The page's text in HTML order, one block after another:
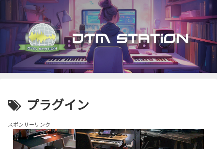
プラグイン
スポンサーリンク